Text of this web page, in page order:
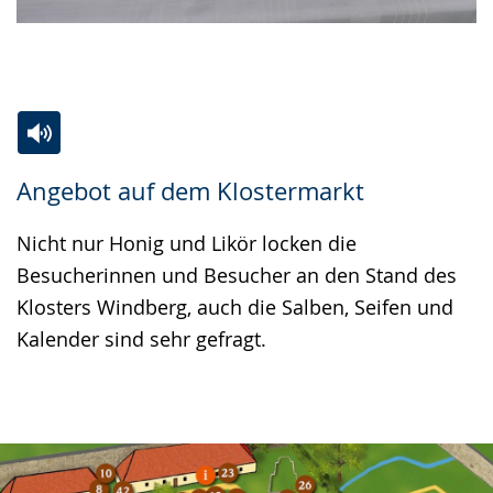
Angebot auf dem Klostermarkt
Leichten
Sprache
wechseln.
Audio-
Unterstützung.
Video
in
Deutscher
Gebärdensprache
wird
Nicht nur Honig und Likör locken die
Besucherinnen und Besucher an den Stand des
Klosters Windberg, auch die Salben, Seifen und
Kalender sind sehr gefragt.